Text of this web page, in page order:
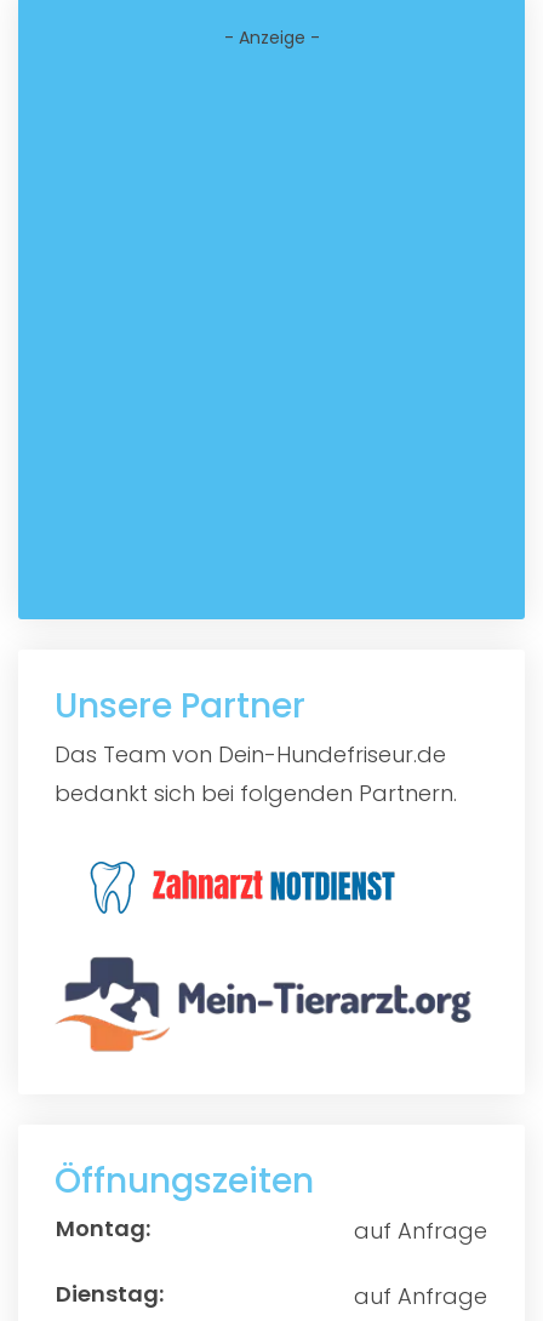
- Anzeige -
Unsere Partner
Das Team von Dein-Hundefriseur.de
bedankt sich bei folgenden Partnern.
Öffnungszeiten
auf Anfrage
auf Anfrage